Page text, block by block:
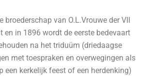
broederschap van O.L.Vrouwe der VII
en in 1896 wordt de eerste bedevaart
na het triduüm (driedaagse
met toespraken en overwegingen als
een kerkelijk feest of een herdenking)